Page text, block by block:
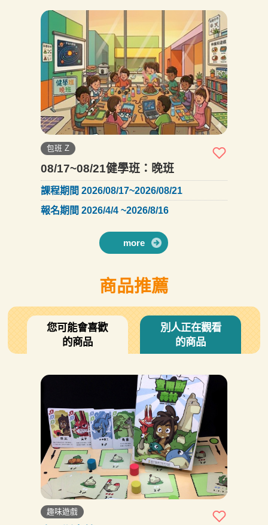
包班 Z
08/17~08/21健學班：晚班
課程期間 2026/08/17~2026/08/21
報名期間 2026/4/4 ~2026/8/16
more
商品推薦
您可能會喜歡
的商品
別人正在觀看
的商品
趣味遊戲